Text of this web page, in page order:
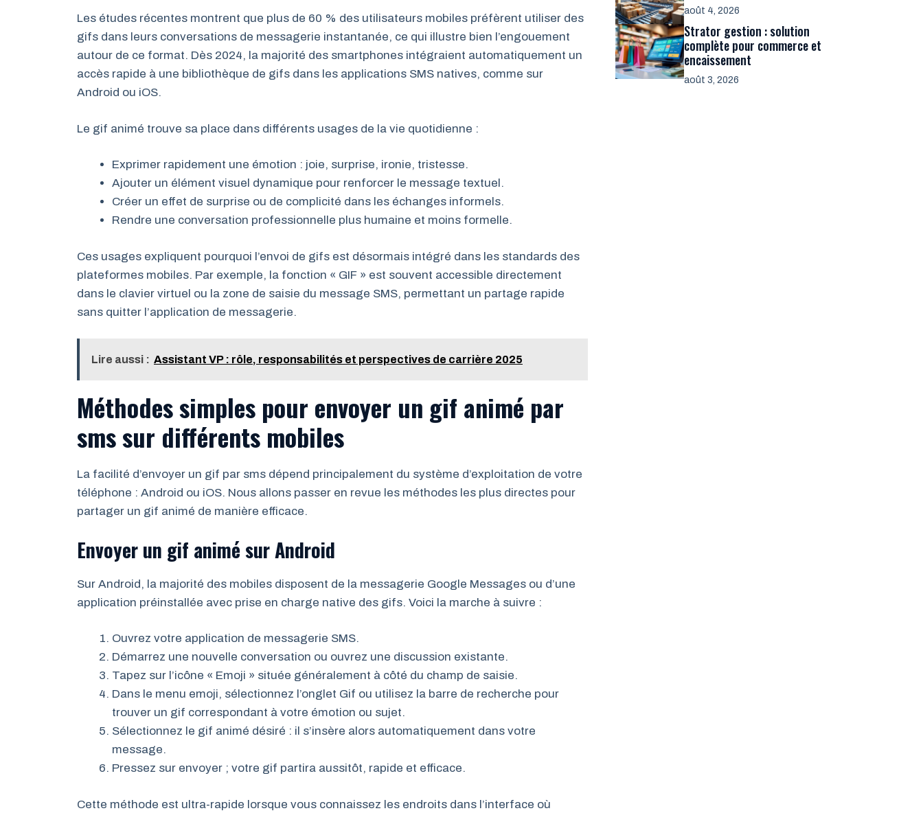
Les études récentes montrent que plus de 60 % des utilisateurs mobiles préfèrent utiliser des
gifs dans leurs conversations de messagerie instantanée, ce qui illustre bien l’engouement
autour de ce format. Dès 2024, la majorité des smartphones intégraient automatiquement un
accès rapide à une bibliothèque de gifs dans les applications SMS natives, comme sur
Android ou iOS.
Le gif animé trouve sa place dans différents usages de la vie quotidienne :
Exprimer rapidement une émotion : joie, surprise, ironie, tristesse.
Ajouter un élément visuel dynamique pour renforcer le message textuel.
Créer un effet de surprise ou de complicité dans les échanges informels.
Rendre une conversation professionnelle plus humaine et moins formelle.
Ces usages expliquent pourquoi l’envoi de gifs est désormais intégré dans les standards des
plateformes mobiles. Par exemple, la fonction « GIF » est souvent accessible directement
dans le clavier virtuel ou la zone de saisie du message SMS, permettant un partage rapide
sans quitter l’application de messagerie.
Lire aussi : Assistant VP : rôle, responsabilités et perspectives de carrière 2025
Méthodes simples pour envoyer un gif animé par
sms sur différents mobiles
La facilité d’envoyer un gif par sms dépend principalement du système d’exploitation de votre
téléphone : Android ou iOS. Nous allons passer en revue les méthodes les plus directes pour
partager un gif animé de manière efficace.
Envoyer un gif animé sur Android
Sur Android, la majorité des mobiles disposent de la messagerie Google Messages ou d’une
application préinstallée avec prise en charge native des gifs. Voici la marche à suivre :
Ouvrez votre application de messagerie SMS.
Démarrez une nouvelle conversation ou ouvrez une discussion existante.
Tapez sur l’icône « Emoji » située généralement à côté du champ de saisie.
Dans le menu emoji, sélectionnez l’onglet Gif ou utilisez la barre de recherche pour
trouver un gif correspondant à votre émotion ou sujet.
Sélectionnez le gif animé désiré : il s’insère alors automatiquement dans votre
message.
Pressez sur envoyer ; votre gif partira aussitôt, rapide et efficace.
Cette méthode est ultra-rapide lorsque vous connaissez les endroits dans l’interface où
août 4, 2026
Strator gestion : solution
complète pour commerce et
encaissement
août 3, 2026